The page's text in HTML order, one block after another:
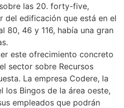
las 20. forty-five,
del edificación que está en el
80, 46 y 116, había una gran
este ofrecimiento concreto
sector sobre Recursos
La empresa Codere, la
los Bingos de la área oeste,
empleados que podrán